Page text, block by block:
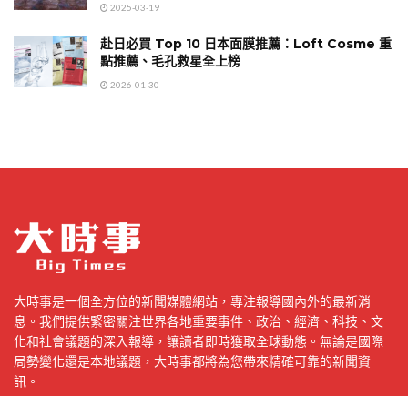
2025-03-19
赴日必買 Top 10 日本面膜推薦：Loft Cosme 重
點推薦、毛孔救星全上榜
2026-01-30
大時事是一個全方位的新聞媒體網站，專注報導國內外的最新消
息。我們提供緊密關注世界各地重要事件、政治、經濟、科技、文
化和社會議題的深入報導，讓讀者即時獲取全球動態。無論是國際
局勢變化還是本地議題，大時事都將為您帶來精確可靠的新聞資
訊。